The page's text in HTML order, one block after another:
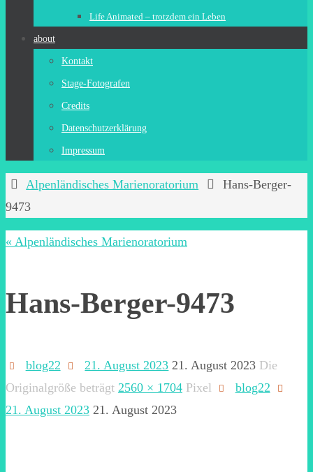
Life Animated – trotzdem ein Leben
about
Kontakt
Stage-Fotografen
Credits
Datenschutzerklärung
Impressum
StartAlpenländisches Marienoratorium
Hans-Berger-
9473
« Alpenländisches Marienoratorium
Hans-Berger-9473
blog22 21. August 2023 21. August 2023 Die
Originalgröße beträgt 2560 × 1704 Pixel
blog22
21. August 2023 21. August 2023